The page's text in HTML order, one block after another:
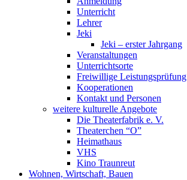
Unterricht
Lehrer
Jeki
Jeki – erster Jahrgang
Veranstaltungen
Unterrichtsorte
Freiwillige Leistungsprüfung
Kooperationen
Kontakt und Personen
weitere kulturelle Angebote
Die Theaterfabrik e. V.
Theaterchen “O”
Heimathaus
VHS
Kino Traunreut
Wohnen, Wirtschaft, Bauen